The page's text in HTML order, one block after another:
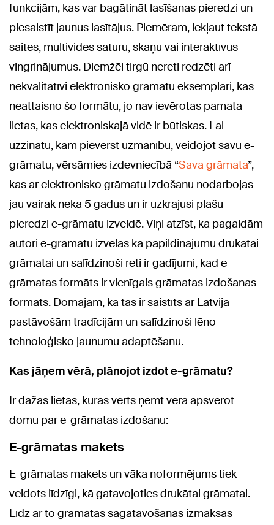
funkcijām, kas var bagātināt lasīšanas pieredzi un
piesaistīt jaunus lasītājus. Piemēram, iekļaut tekstā
saites, multivides saturu, skaņu vai interaktīvus
vingrinājumus. Diemžēl tirgū nereti redzēti arī
nekvalitatīvi elektronisko grāmatu eksemplāri, kas
neattaisno šo formātu, jo nav ievērotas pamata
lietas, kas elektroniskajā vidē ir būtiskas. Lai
uzzinātu, kam pievērst uzmanību, veidojot savu e-
grāmatu, vērsāmies izdevniecībā “Sava grāmata”,
kas ar elektronisko grāmatu izdošanu nodarbojas
jau vairāk nekā 5 gadus un ir uzkrājusi plašu
pieredzi e-grāmatu izveidē. Viņi atzīst, ka pagaidām
autori e-grāmatu izvēlas kā papildinājumu drukātai
grāmatai un salīdzinoši reti ir gadījumi, kad e-
grāmatas formāts ir vienīgais grāmatas izdošanas
formāts. Domājam, ka tas ir saistīts ar Latvijā
pastāvošām tradīcijām un salīdzinoši lēno
tehnoloģisko jaunumu adaptēšanu.
Kas jāņem vērā, plānojot izdot e-grāmatu?
Ir dažas lietas, kuras vērts ņemt vēra apsverot
domu par e-grāmatas izdošanu:
E-grāmatas makets
E-grāmatas makets un vāka noformējums tiek
veidots līdzīgi, kā gatavojoties drukātai grāmatai.
Līdz ar to grāmatas sagatavošanas izmaksas